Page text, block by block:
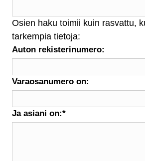
Osien haku toimii kuin rasvattu,
tarkempia tietoja:
Auton rekisterinumero:
Varaosanumero on:
Ja asiani on:*